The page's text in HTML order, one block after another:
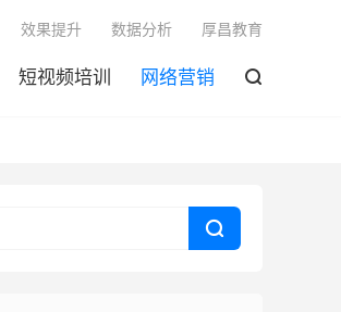
短视频培训 网络营销 
效果提升 数据分析 厚昌教育
